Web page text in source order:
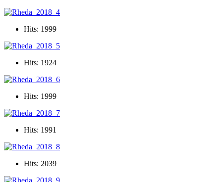
Hits: 1999
Hits: 1924
Hits: 1999
Hits: 1991
Hits: 2039